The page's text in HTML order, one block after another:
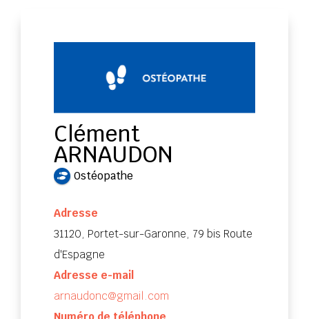
Clément
ARNAUDON
Ostéopathe
Adresse
31120, Portet-sur-Garonne, 79 bis Route
d'Espagne
Adresse e-mail
arnaudonc@gmail.com